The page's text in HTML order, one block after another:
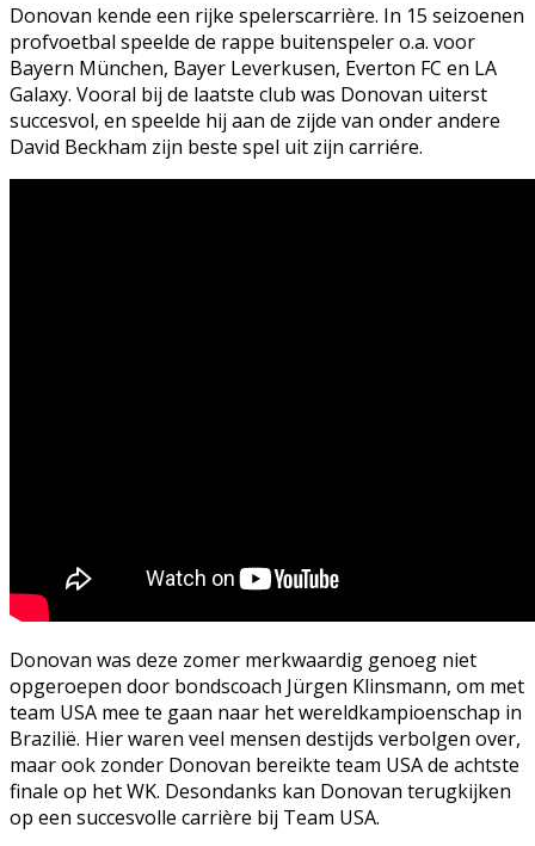
Donovan kende een rijke spelerscarrière. In 15 seizoenen
profvoetbal speelde de rappe buitenspeler o.a. voor
Bayern München, Bayer Leverkusen, Everton FC en LA
Galaxy. Vooral bij de laatste club was Donovan uiterst
succesvol, en speelde hij aan de zijde van onder andere
David Beckham zijn beste spel uit zijn carriére.
Donovan was deze zomer merkwaardig genoeg niet
opgeroepen door bondscoach Jürgen Klinsmann, om met
team USA mee te gaan naar het wereldkampioenschap in
Brazilië. Hier waren veel mensen destijds verbolgen over,
maar ook zonder Donovan bereikte team USA de achtste
finale op het WK. Desondanks kan Donovan terugkijken
op een succesvolle carrière bij Team USA.